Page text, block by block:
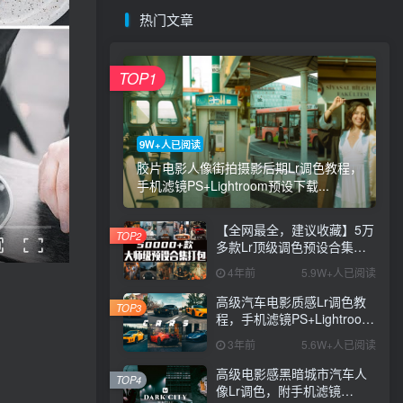
热门文章
9W+人已阅读
胶片电影人像街拍摄影后期Lr调色教程，
手机滤镜PS+Lightroom预设下载...
TOP1
【全网最全，建议收藏】5万
多款Lr顶级调色预设合集，
精心整理，分类清晰，摄影
师调色师必备素材，够用一
辈子！
4年前 5.9W+人已阅读
TOP2
高级汽车电影质感Lr调色教
程，手机滤镜PS+Lightroom
预设下载！
3年前 5.6W+人已阅读
TOP3
高级电影感黑暗城市汽车人
像Lr调色，附手机滤镜
TOP4